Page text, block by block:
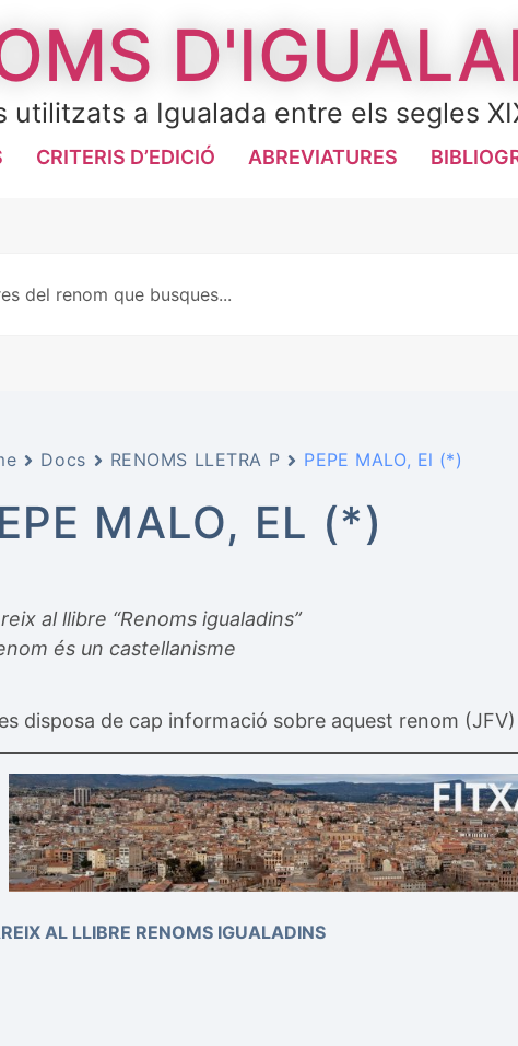
utilitzats a Igualada entre els segles
CRITERIS D’EDICIÓ ABREVIATURES
Docs RENOMS LLETRA P PEPE MALO, El (*)
MALO, EL (*)
al llibre “Renoms igualadins”
és un castellanisme
disposa de cap informació sobre aquest renom (JFV)
AL LLIBRE RENOMS IGUALADINS